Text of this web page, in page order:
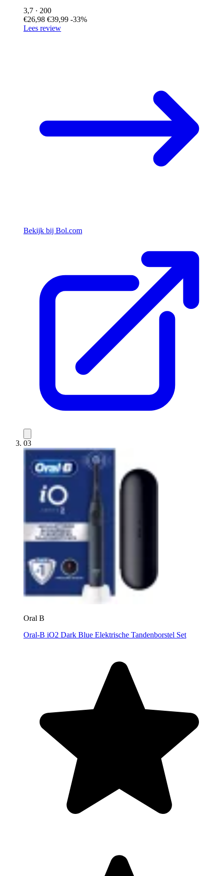
3,7 · 200
€26,98 €39,99 -33%
Lees review
Bekijk bij Bol.com
03
Oral B
Oral-B iO2 Dark Blue Elektrische Tandenborstel Set